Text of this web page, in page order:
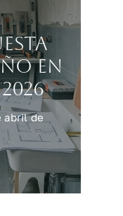
en
abril de